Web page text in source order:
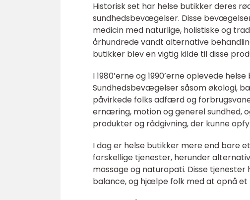
Historisk set har helse butikker deres
sundhedsbevægelser. Disse
medicin med naturlige, holistiske og
århundrede vandt alternative
butikker blev en vigtig kilde til disse
I 1980’erne og 1990’erne oplevede
Sundhedsbevægelser såsom økologi,
påvirkede folks adfærd og
ernæring, motion og generel sundhed,
produkter og rådgivning, der kunne
I dag er helse butikker mere end bare
forskellige tjenester, herunder
massage og naturopati. Disse
balance, og hjælpe folk med at opnå